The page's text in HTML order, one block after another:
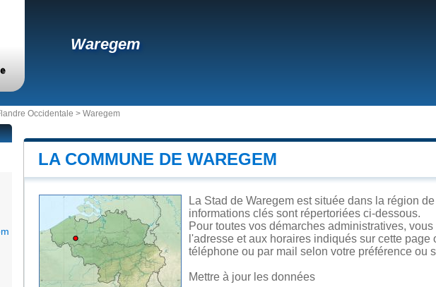
Waregem
Occidentale > Waregem
LA COMMUNE DE WAREGEM
La Stad de Waregem est située dans la région
informations clés sont répertoriées ci-dessous.
Pour toutes vos démarches administratives,
l'adresse et aux horaires indiqués sur cette
téléphone ou par mail selon votre préférence ou
Mettre à jour les données